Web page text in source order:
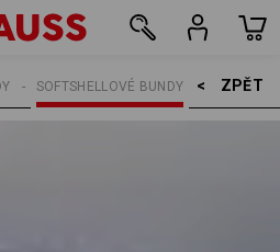
ZPĚT    >
SOFTSHELLOVÉ BUNDY